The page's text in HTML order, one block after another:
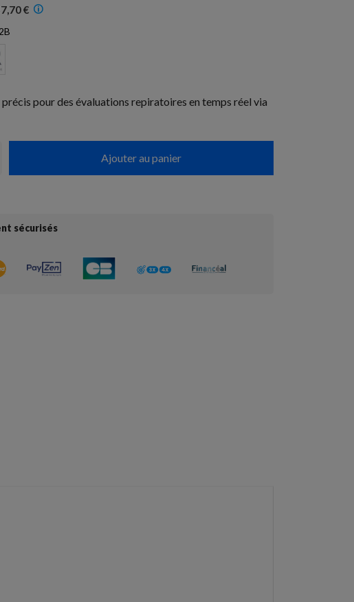
€
pour des évaluations repiratoires en temps réel via
Ajouter au panier
sécurisés